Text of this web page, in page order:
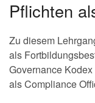
Pflichten
Zu diesem
als
Governance
als Compliance